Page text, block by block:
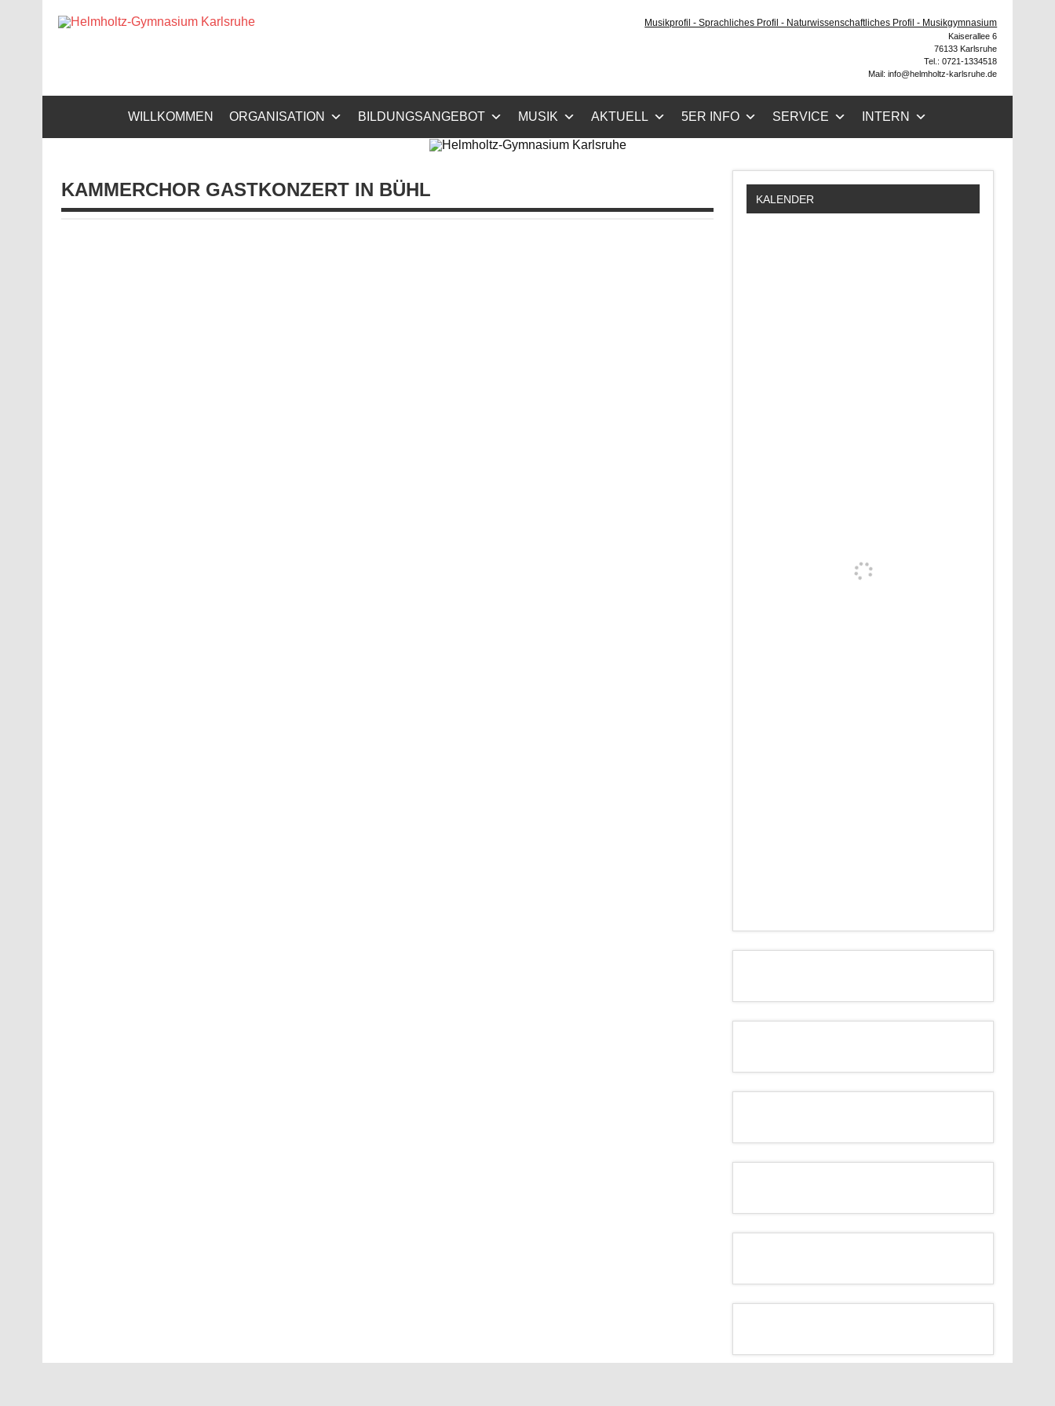
Helmholtz-Gymnasium KarlsruheMusikprofil - Sprachliches Profil - Naturwissenschaftliches Profil - Musikgymnasium
Kaiserallee 6
76133 Karlsruhe
Tel.: 0721-1334518
Mail: info@helmholtz-karlsruhe.de
WILLKOMMEN ORGANISATION BILDUNGSANGEBOT MUSIK AKTUELL 5ER INFO SERVICE INTERN
KAMMERCHOR GASTKONZERT IN BÜHL KALENDER